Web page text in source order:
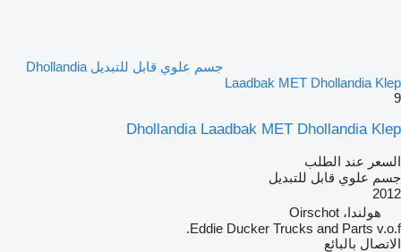
جسم علوي قابل للتبديل Dhollandia
Laadbak MET Dhollandia Klep
9
Dhollandia Laadbak MET Dhollandia Klep
السعر عند الطلب
جسم علوي قابل للتبديل
2012
هولندا، Oirschot
Eddie Ducker Trucks and Parts v.o.f.
الاتصال بالبائع